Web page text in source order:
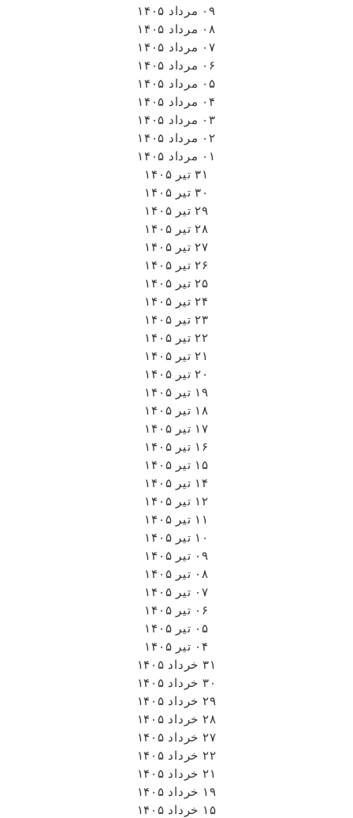
۰۹ مرداد ۱۴۰۵
۰۸ مرداد ۱۴۰۵
۰۷ مرداد ۱۴۰۵
۰۶ مرداد ۱۴۰۵
۰۵ مرداد ۱۴۰۵
۰۴ مرداد ۱۴۰۵
۰۳ مرداد ۱۴۰۵
۰۲ مرداد ۱۴۰۵
۰۱ مرداد ۱۴۰۵
۳۱ تیر ۱۴۰۵
۳۰ تیر ۱۴۰۵
۲۹ تیر ۱۴۰۵
۲۸ تیر ۱۴۰۵
۲۷ تیر ۱۴۰۵
۲۶ تیر ۱۴۰۵
۲۵ تیر ۱۴۰۵
۲۴ تیر ۱۴۰۵
۲۳ تیر ۱۴۰۵
۲۲ تیر ۱۴۰۵
۲۱ تیر ۱۴۰۵
۲۰ تیر ۱۴۰۵
۱۹ تیر ۱۴۰۵
۱۸ تیر ۱۴۰۵
۱۷ تیر ۱۴۰۵
۱۶ تیر ۱۴۰۵
۱۵ تیر ۱۴۰۵
۱۴ تیر ۱۴۰۵
۱۲ تیر ۱۴۰۵
۱۱ تیر ۱۴۰۵
۱۰ تیر ۱۴۰۵
۰۹ تیر ۱۴۰۵
۰۸ تیر ۱۴۰۵
۰۷ تیر ۱۴۰۵
۰۶ تیر ۱۴۰۵
۰۵ تیر ۱۴۰۵
۰۴ تیر ۱۴۰۵
۳۱ خرداد ۱۴۰۵
۳۰ خرداد ۱۴۰۵
۲۹ خرداد ۱۴۰۵
۲۸ خرداد ۱۴۰۵
۲۷ خرداد ۱۴۰۵
۲۲ خرداد ۱۴۰۵
۲۱ خرداد ۱۴۰۵
۱۹ خرداد ۱۴۰۵
۱۵ خرداد ۱۴۰۵